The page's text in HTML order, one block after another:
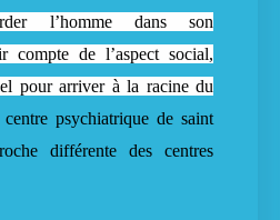
l’homme dans son
compte de l’aspect social,
pour arriver à la racine du
centre psychiatrique de saint
différente des centres